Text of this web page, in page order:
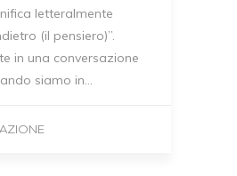
letteralmente
(il pensiero)”.
in una conversazione
siamo in…